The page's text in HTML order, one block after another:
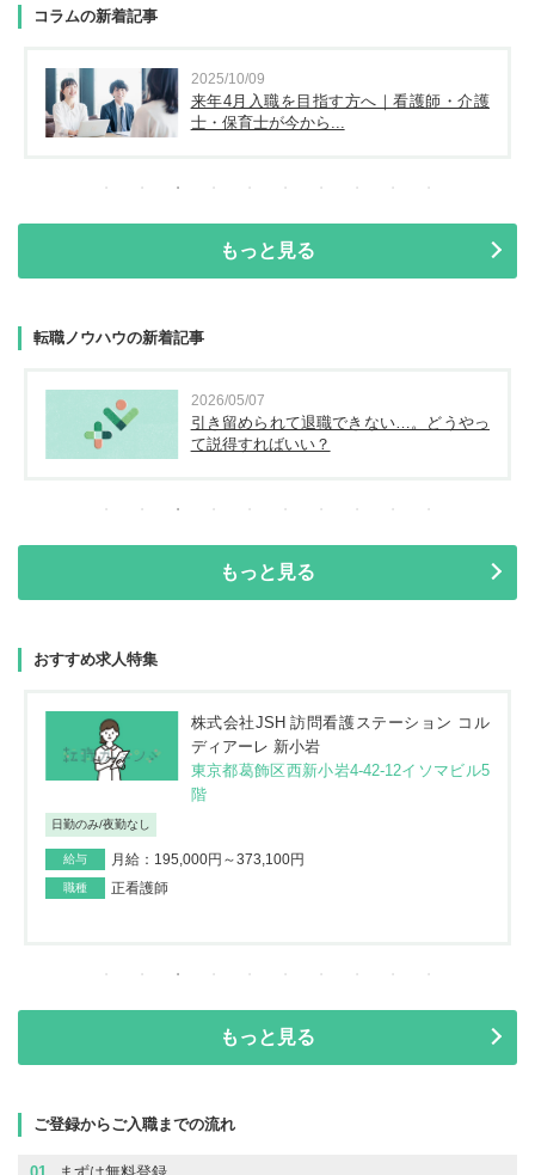
コラムの新着記事
2025/10/09
来年4月入職を目指す方へ｜看護師・介護
士・保育士が今から...
もっと見る
転職ノウハウの新着記事
2026/05/07
引き留められて退職できない…。どうやっ
て説得すればいい？
もっと見る
おすすめ求人特集
株式会社JSH 訪問看護ステーション コル
ディアーレ 新小岩
東京都葛飾区西新小岩4-42-12イソマビル5
階
日勤のみ/夜勤なし
給与 月給：195,000円～373,100円
職種 正看護師
もっと見る
ご登録からご入職までの流れ